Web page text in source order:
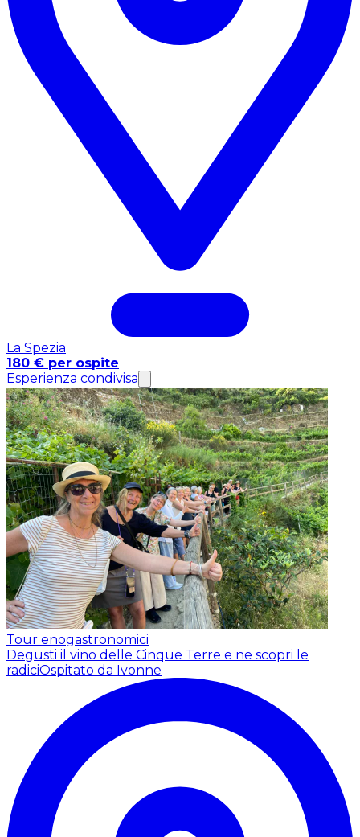
La Spezia
180 € per ospite
Esperienza condivisa
Tour enogastronomici
Degusti il vino delle Cinque Terre e ne scopri le
radiciOspitato da Ivonne